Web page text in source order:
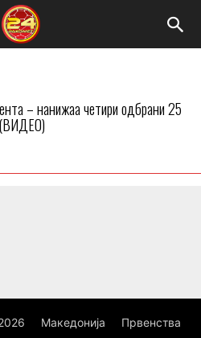
– нанижаа четири одбрани 25
Македонија Првенства